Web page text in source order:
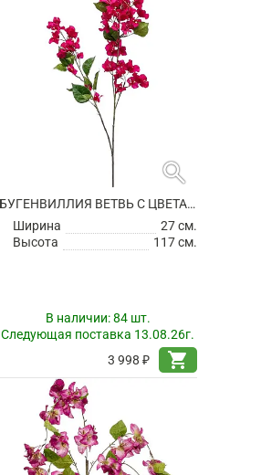
search
БУГЕНВИЛЛИЯ ВЕТВЬ С ЦВЕТАМИ ИСКУССТВЕННАЯ
Ширина
27 см.
Высота
117 см.
В наличии:84 шт.
Следующая поставка 13.08.26г.
3 998 ₽
shopping_cart